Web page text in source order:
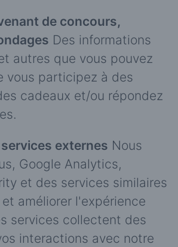
de concours,
Des informations
autres que vous pouvez
vous participez à des
cadeaux et/ou répondez
externes Nous
Google Analytics,
et des services similaires
améliorer l'expérience
services collectent des
interactions avec notre